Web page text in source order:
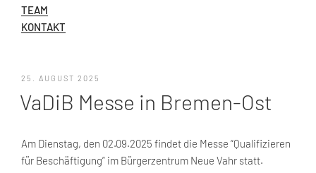
TEAM
KONTAKT
VERÖFFENTLICHT
25. AUGUST 2025
VaDiB Messe in Bremen-Ost
Am Dienstag, den 02.09.2025 findet die Messe “Qualifizieren
für Beschäftigung” im Bürgerzentrum Neue Vahr statt.